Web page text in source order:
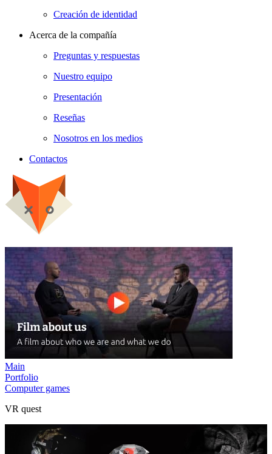
Creación de identidad
Acerca de la compañía
Preguntas y respuestas
Nuestro equipo
Presentación
Reseñas
Nosotros en los medios
Contactos
Main
Portfolio
Computer games
VR quest